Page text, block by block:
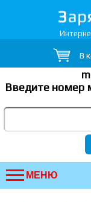
В
Введите номер
МЕНЮ